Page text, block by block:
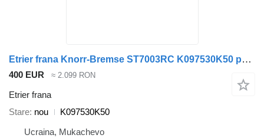
Etrier frana Knorr-Bremse ST7003RC K097530K50 pentru semiremorcă Knorr-Bremse
400 EUR ≈ 2.099 RON
Etrier frana
Stare nou
K097530K50
Ucraina, Mukachevo